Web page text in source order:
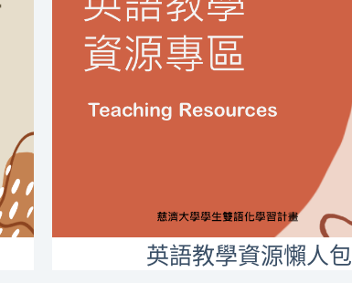
英語教學資源懶人包